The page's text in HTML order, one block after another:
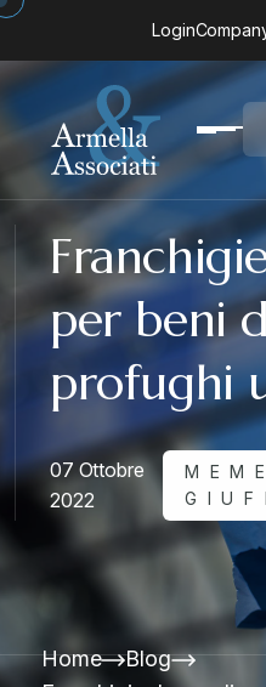
Login
per beni
profughi
07 Ottobre
2022
Home
Blog